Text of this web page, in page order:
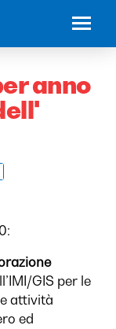
anno
GIS per le
attività
ed